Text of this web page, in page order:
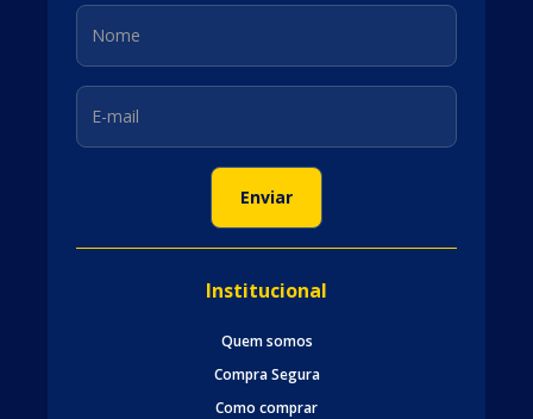
Institucional
Quem somos
Compra Segura
Como comprar